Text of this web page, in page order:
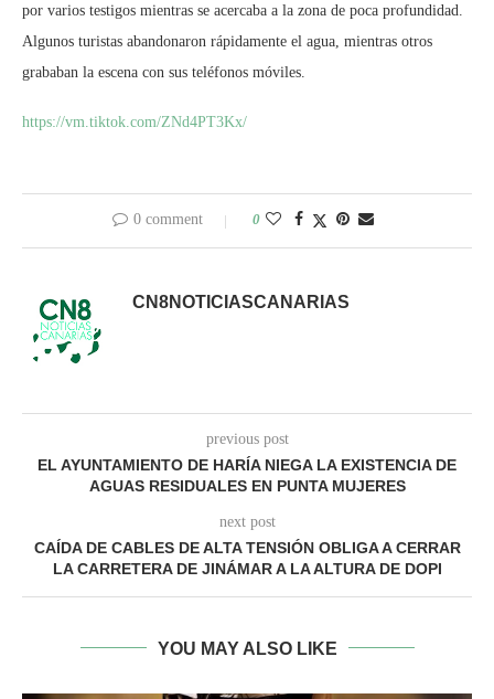
por varios testigos mientras se acercaba a la zona de poca profundidad.
Algunos turistas abandonaron rápidamente el agua, mientras otros
grababan la escena con sus teléfonos móviles.
https://vm.tiktok.com/ZNd4PT3Kx/
0 comment 0
CN8NOTICIASCANARIAS
previous post
EL AYUNTAMIENTO DE HARÍA NIEGA LA EXISTENCIA DE
AGUAS RESIDUALES EN PUNTA MUJERES
next post
CAÍDA DE CABLES DE ALTA TENSIÓN OBLIGA A CERRAR
LA CARRETERA DE JINÁMAR A LA ALTURA DE DOPI
YOU MAY ALSO LIKE